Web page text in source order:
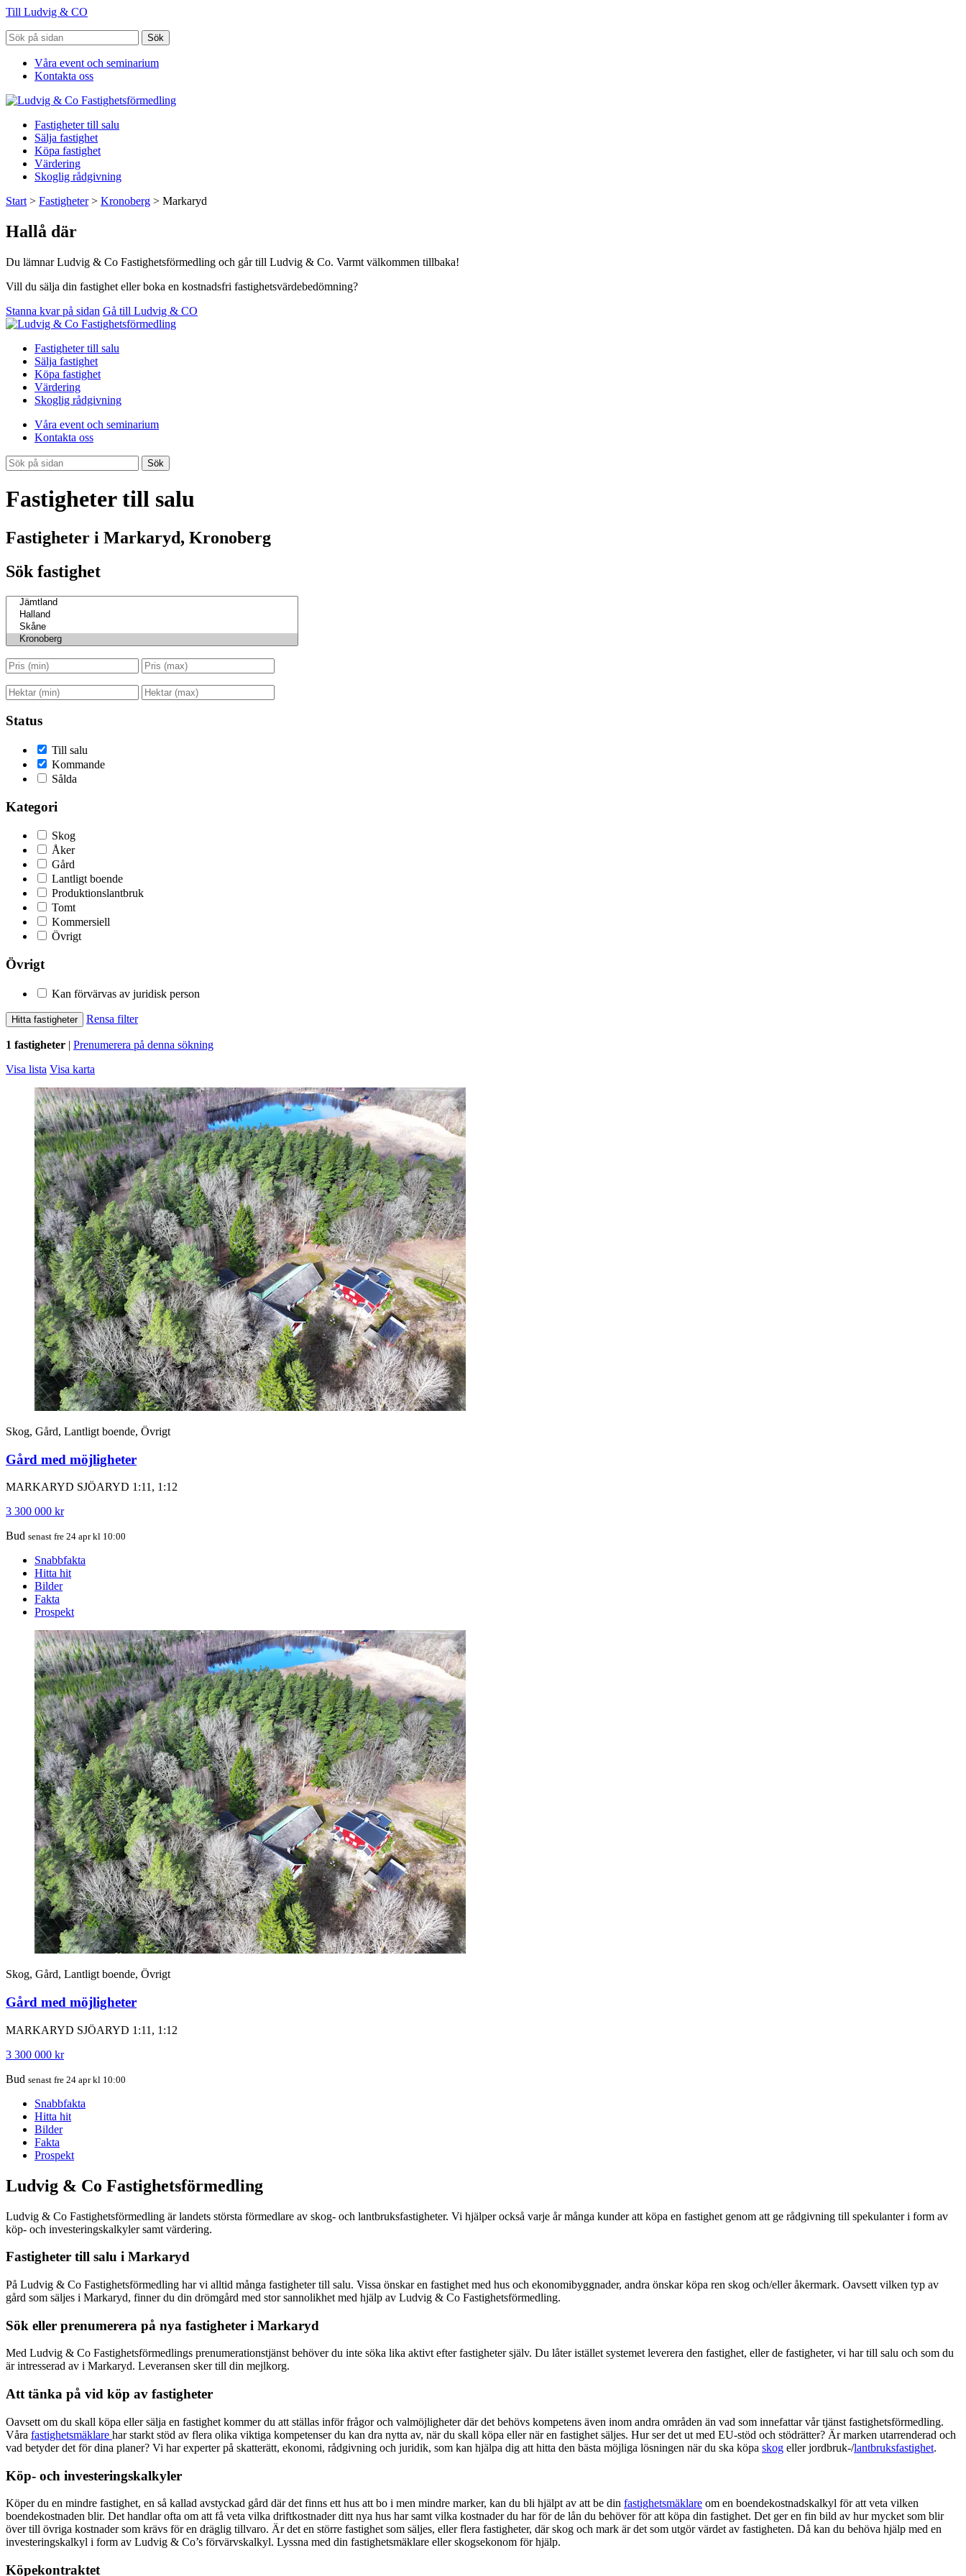
Till Ludvig & CO
Sök
Våra event och seminarium
Kontakta oss
Fastigheter till salu
Sälja fastighet
Köpa fastighet
Värdering
Skoglig rådgivning
Start > Fastigheter> Kronoberg > Markaryd
Hallå där
Du lämnar Ludvig & Co Fastighetsförmedling och går till Ludvig & Co. Varmt välkommen tillbaka!
Vill du sälja din fastighet eller boka en kostnadsfri fastighetsvärdebedömning?
Stanna kvar på sidan Gå till Ludvig & CO
Fastigheter till salu
Sälja fastighet
Köpa fastighet
Värdering
Skoglig rådgivning
Våra event och seminarium
Kontakta oss
Sök
Fastigheter till salu
Fastigheter i Markaryd, Kronoberg
Sök fastighet
Status
Till salu
Kommande
Sålda
Kategori
Skog
Åker
Gård
Lantligt boende
Produktionslantbruk
Tomt
Kommersiell
Övrigt
Övrigt
Kan förvärvas av juridisk person
Hitta fastigheter Rensa filter
1 fastigheter | Prenumerera på denna sökning
Visa lista Visa karta
Skog, Gård, Lantligt boende, Övrigt
Gård med möjligheter
MARKARYD SJÖARYD 1:11, 1:12
3 300 000 kr
Bud senast fre 24 apr kl 10:00
Snabbfakta
Hitta hit
Bilder
Fakta
Prospekt
Skog, Gård, Lantligt boende, Övrigt
Gård med möjligheter
MARKARYD SJÖARYD 1:11, 1:12
3 300 000 kr
Bud senast fre 24 apr kl 10:00
Snabbfakta
Hitta hit
Bilder
Fakta
Prospekt
Ludvig & Co Fastighetsförmedling
Ludvig & Co Fastighetsförmedling är landets största förmedlare av skog- och lantbruksfastigheter. Vi hjälper också varje år många kunder att köpa en fastighet genom att ge rådgivning till spekulanter i form av
köp- och investeringskalkyler samt värdering.
Fastigheter till salu i Markaryd
På Ludvig & Co Fastighetsförmedling har vi alltid många fastigheter till salu. Vissa önskar en fastighet med hus och ekonomibyggnader, andra önskar köpa ren skog och/eller åkermark. Oavsett vilken typ av
gård som säljes i Markaryd, finner du din drömgård med stor sannolikhet med hjälp av Ludvig & Co Fastighetsförmedling.
Sök eller prenumerera på nya fastigheter i Markaryd
Med Ludvig & Co Fastighetsförmedlings prenumerationstjänst behöver du inte söka lika aktivt efter fastigheter själv. Du låter istället systemet leverera den fastighet, eller de fastigheter, vi har till salu och som du
är intresserad av i Markaryd. Leveransen sker till din mejlkorg.
Att tänka på vid köp av fastigheter
Oavsett om du skall köpa eller sälja en fastighet kommer du att ställas inför frågor och valmöjligheter där det behövs kompetens även inom andra områden än vad som innefattar vår tjänst fastighetsförmedling.
Våra fastighetsmäklare har starkt stöd av flera olika viktiga kompetenser du kan dra nytta av, när du skall köpa eller när en fastighet säljes. Hur ser det ut med EU-stöd och stödrätter? Är marken utarrenderad och
vad betyder det för dina planer? Vi har experter på skatterätt, ekonomi, rådgivning och juridik, som kan hjälpa dig att hitta den bästa möjliga lösningen när du ska köpa skog eller jordbruk-/lantbruksfastighet.
Köp- och investeringskalkyler
Köper du en mindre fastighet, en så kallad avstyckad gård där det finns ett hus att bo i men mindre marker, kan du bli hjälpt av att be din fastighetsmäklare om en boendekostnadskalkyl för att veta vilken
boendekostnaden blir. Det handlar ofta om att få veta vilka driftkostnader ditt nya hus har samt vilka kostnader du har för de lån du behöver för att köpa din fastighet. Det ger en fin bild av hur mycket som blir
över till övriga kostnader som krävs för en dräglig tillvaro. Är det en större fastighet som säljes, eller flera fastigheter, där skog och mark är det som utgör värdet av fastigheten. Då kan du behöva hjälp med en
investeringskalkyl i form av Ludvig & Co’s förvärvskalkyl. Lyssna med din fastighetsmäklare eller skogsekonom för hjälp.
Köpekontraktet